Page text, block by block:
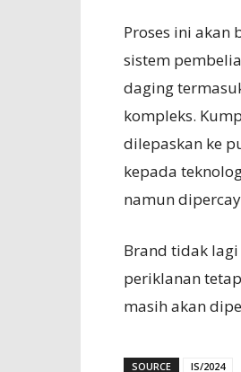
Proses ini
sistem
daging
kompleks.
dilepaskan ke
kepada
namun
Brand tidak
periklanan
masih akan
SOURCE
IS/2024